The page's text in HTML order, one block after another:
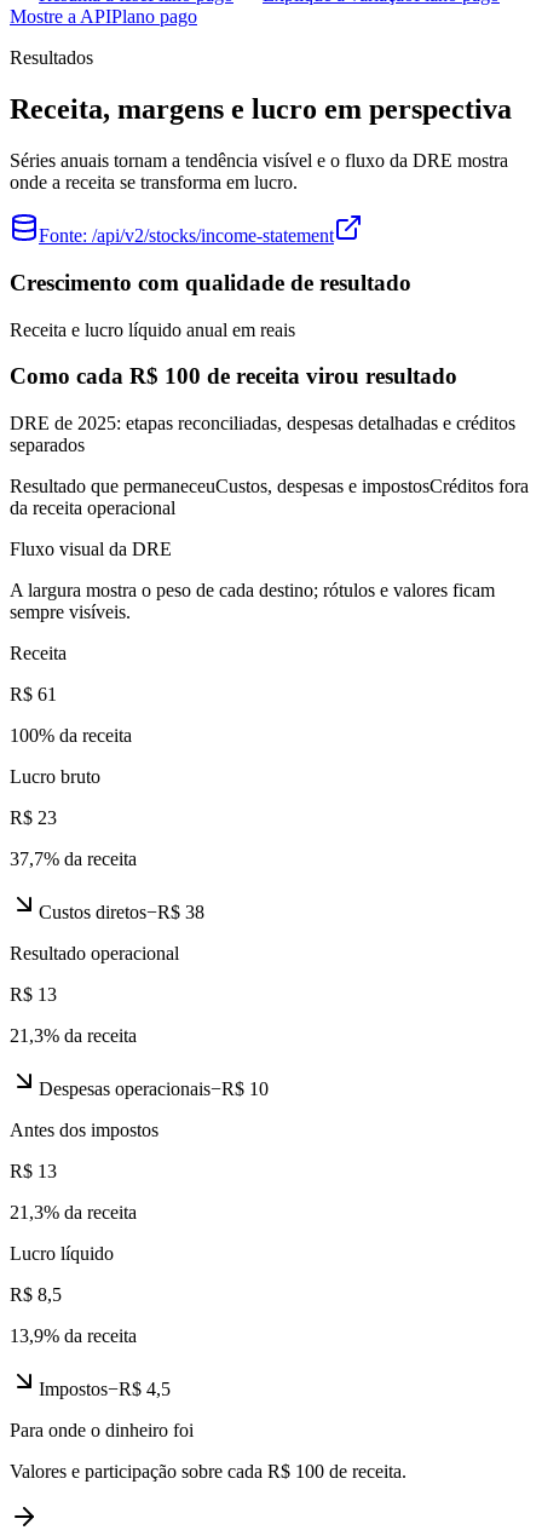
Mostre a APIPlano pago
Resultados
Receita, margens e lucro em perspectiva
Séries anuais tornam a tendência visível e o fluxo da DRE mostra
onde a receita se transforma em lucro.
Fonte: /api/v2/stocks/income-statement
Crescimento com qualidade de resultado
Receita e lucro líquido anual em reais
Como cada R$ 100 de receita virou resultado
DRE de 2025: etapas reconciliadas, despesas detalhadas e créditos
separados
Resultado que permaneceuCustos, despesas e impostosCréditos fora
da receita operacional
Fluxo visual da DRE
A largura mostra o peso de cada destino; rótulos e valores ficam
sempre visíveis.
Receita
R$ 61
100% da receita
Lucro bruto
R$ 23
37,7% da receita
Custos diretos−R$ 38
Resultado operacional
R$ 13
21,3% da receita
Despesas operacionais−R$ 10
Antes dos impostos
R$ 13
21,3% da receita
Lucro líquido
R$ 8,5
13,9% da receita
Impostos−R$ 4,5
Para onde o dinheiro foi
Valores e participação sobre cada R$ 100 de receita.